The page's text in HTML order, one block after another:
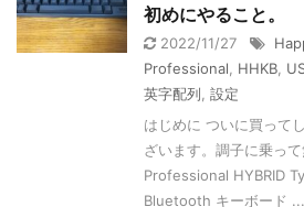
初めにやること。
2022/11/27
Professional
HHKB
英字配列 設定
はじめに ついに買って
ざいます。調子に乗っ
Professional HYBRID
Bluetooth キーボード ...